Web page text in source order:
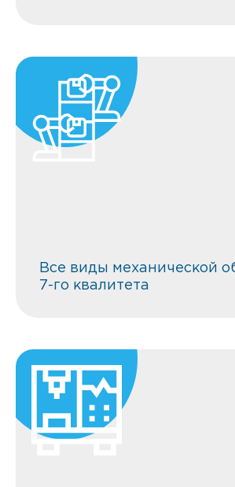
Все виды механической
7-го квалитета